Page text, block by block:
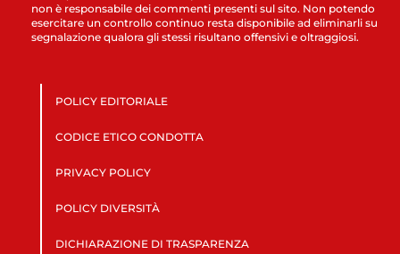
non è responsabile dei commenti presenti sul sito. Non potendo
esercitare un controllo continuo resta disponibile ad eliminarli su
segnalazione qualora gli stessi risultano offensivi e oltraggiosi.
POLICY EDITORIALE
CODICE ETICO CONDOTTA
PRIVACY POLICY
POLICY DIVERSITÀ
DICHIARAZIONE DI TRASPARENZA